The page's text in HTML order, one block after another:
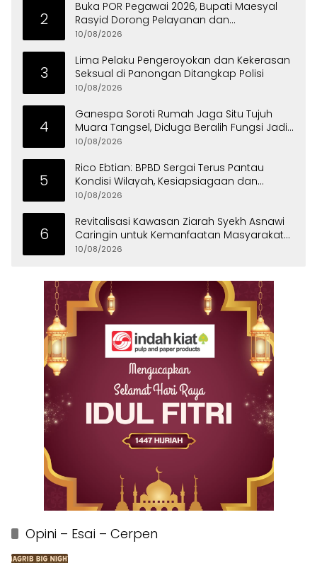
2
Buka POR Pegawai 2026, Bupati Maesyal
Rasyid Dorong Pelayanan dan
Kekompakan ASN
10/08/2026
3
Lima Pelaku Pengeroyokan dan Kekerasan
Seksual di Panongan Ditangkap Polisi
10/08/2026
4
Ganespa Soroti Rumah Jaga Situ Tujuh
Muara Tangsel, Diduga Beralih Fungsi Jadi
Tempat Usaha
10/08/2026
5
Rico Ebtian: BPBD Sergai Terus Pantau
Kondisi Wilayah, Kesiapsiagaan dan
Respons Cepat Jadi Prioritas
10/08/2026
6
Revitalisasi Kawasan Ziarah Syekh Asnawi
Caringin untuk Kemanfaatan Masyarakat
dan Menjaga Nilai Sejarah
10/08/2026
Opini – Esai – Cerpen